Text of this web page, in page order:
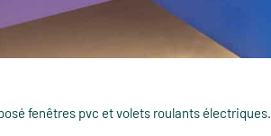
fenêtres pvc et volets roulants électriques.